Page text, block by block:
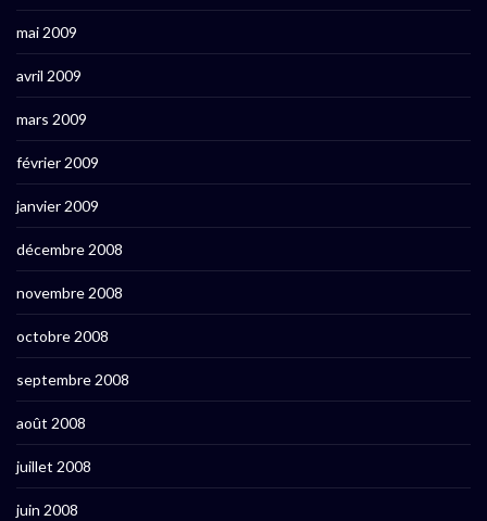
mai 2009
avril 2009
mars 2009
février 2009
janvier 2009
décembre 2008
novembre 2008
octobre 2008
septembre 2008
août 2008
juillet 2008
juin 2008